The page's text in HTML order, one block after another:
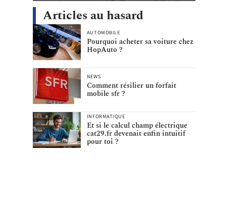
Articles au hasard
AUTOMOBILE
Pourquoi acheter sa voiture chez
HopAuto ?
NEWS
Comment résilier un forfait
mobile sfr ?
INFORMATIQUE
Et si le calcul champ électrique
cat29.fr devenait enfin intuitif
pour toi ?